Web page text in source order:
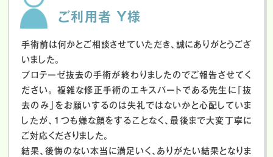
ご利用者 Y様
手術前は何かとご相談させていただき、誠にありがとうござ
いました。
プロテーゼ抜去の手術が終わりましたのでご報告させてく
ださい。
複雑な修正手術のエキスパートである先生に「抜
去のみ」をお願いするのは失礼ではないかと心配していま
したが、１つも嫌な顔をすることなく、最後まで大変丁寧に
ご対応くださりました。
結果、後悔のない本当に満足いく、ありがたい結果となりま